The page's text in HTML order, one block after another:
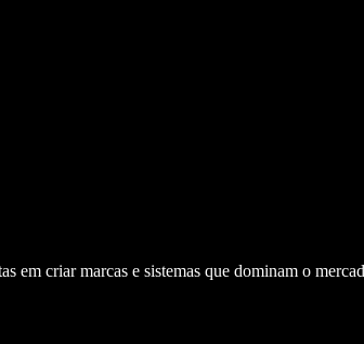
em criar marcas e sistemas que dominam o